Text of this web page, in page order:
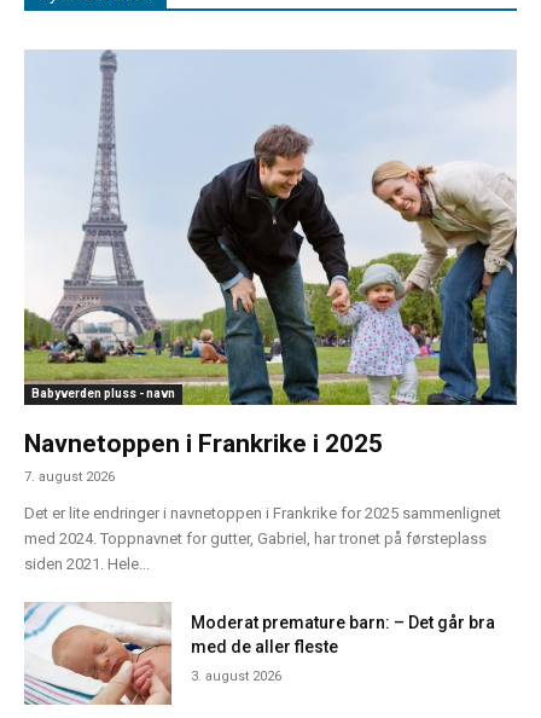
Babyverden pluss - navn
Navnetoppen i Frankrike i 2025
7. august 2026
Det er lite endringer i navnetoppen i Frankrike for 2025 sammenlignet
med 2024. Toppnavnet for gutter, Gabriel, har tronet på førsteplass
siden 2021. Hele...
Moderat premature barn: – Det går bra
med de aller fleste
3. august 2026